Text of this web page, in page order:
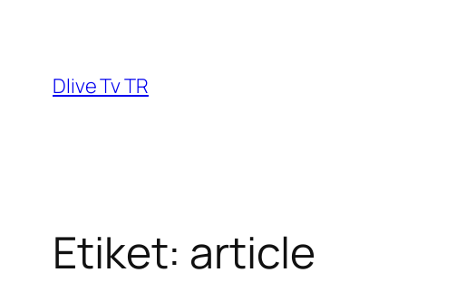
Dlive Tv TR
Etiket: article